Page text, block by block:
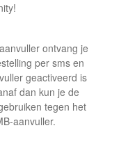
ontvang je
per sms en
geactiveerd is
dan kun je de
tegen het
aanvuller.